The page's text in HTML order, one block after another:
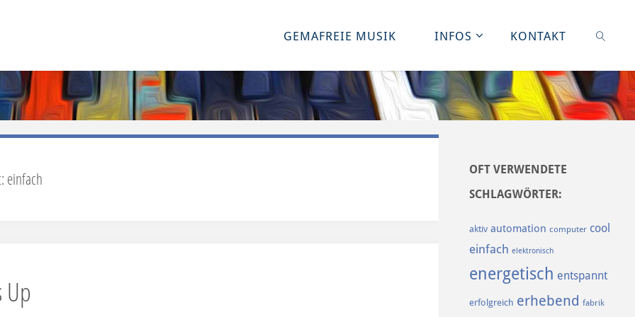
GEMAFREIE MUSIK INFOS KONTAKT
einfach
Up
OFT VERWENDETE
SCHLAGWÖRTER:
aktiv automation computer cool
einfach elektronisch
energetisch entspannt
erfolgreich erhebend fabrik